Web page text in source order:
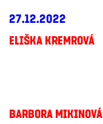
27.12.2022
ELIŠKA KREMROVÁ
BARBORA MIKINOVÁ